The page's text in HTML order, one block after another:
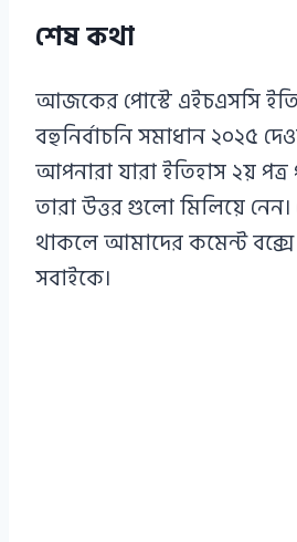
শেষ কথা
আজকের পোস্টে এইচএসসি
বহুনির্বাচনি সমাধান ২০২৫
আপনারা যারা ইতিহাস ২য় পত্র
তারা উত্তর গুলো মিলিয়ে
থাকলে আমাদের কমেন্ট বক্সে
সবাইকে।